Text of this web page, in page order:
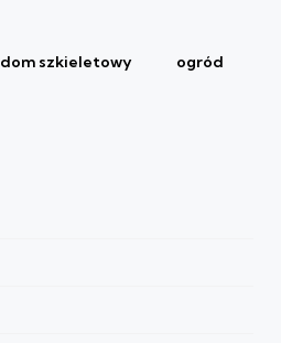
dom szkieletowy ogród